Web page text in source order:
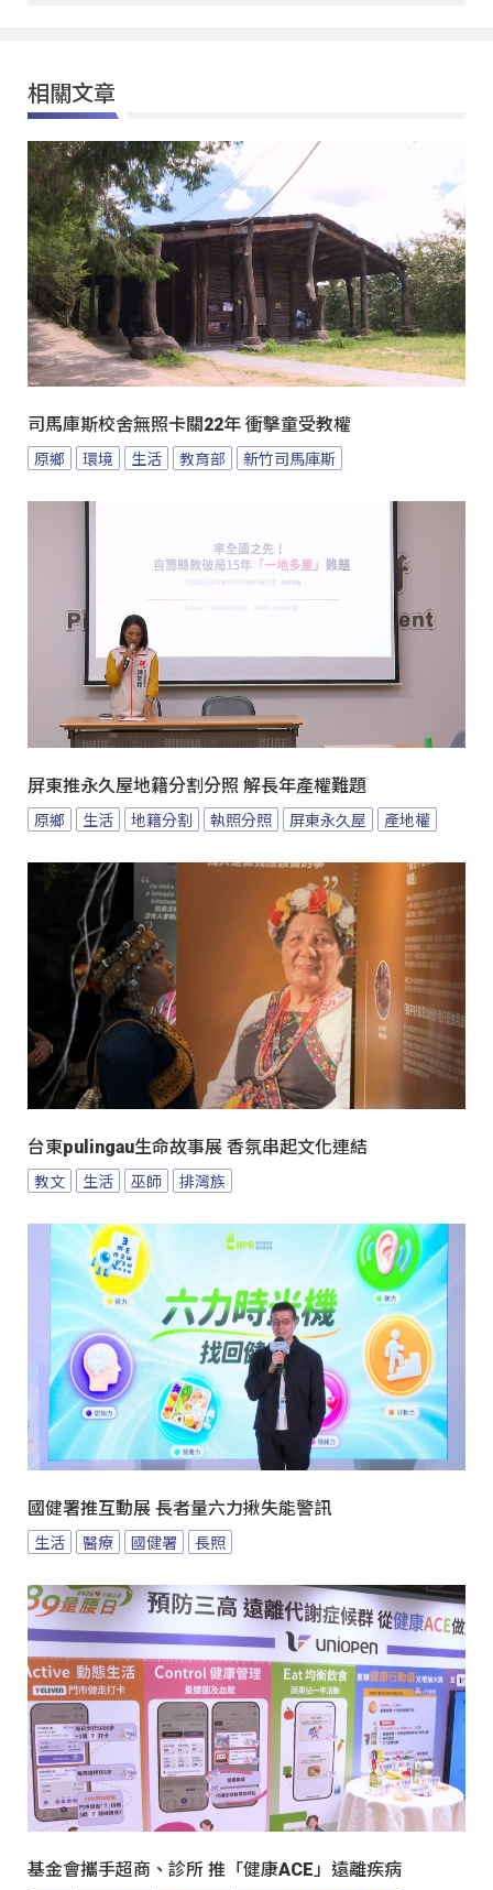
相關文章
司馬庫斯校舍無照卡關22年 衝擊童受教權
原鄉 環境 生活 教育部 新竹司馬庫斯
屏東推永久屋地籍分割分照 解長年產權難題
原鄉 生活 地籍分割 執照分照 屏東永久屋 產地權
台東pulingau生命故事展 香氛串起文化連結
教文 生活 巫師 排灣族
國健署推互動展 長者量六力揪失能警訊
生活 醫療 國健署 長照
基金會攜手超商、診所 推「健康ACE」遠離疾病